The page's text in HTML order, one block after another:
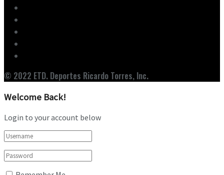
© 2022 ETD. Deportes Ricardo Torres, Inc.
Welcome Back!
Login to your account below